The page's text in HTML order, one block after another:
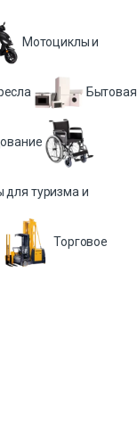
Мотоциклы и
Бытовая
для туризма и
Торговое